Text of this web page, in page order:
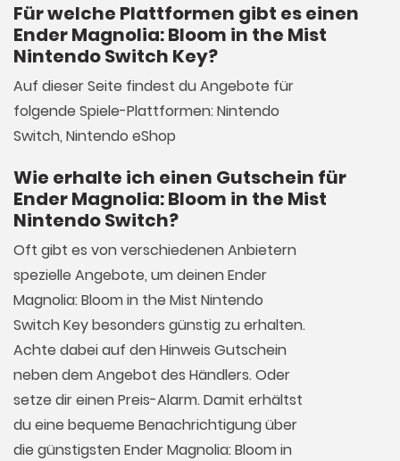
Für welche Plattformen gibt es einen
Ender Magnolia: Bloom in the Mist
Nintendo Switch Key?
Auf dieser Seite findest du Angebote für
folgende Spiele-Plattformen: Nintendo
Switch, Nintendo eShop
Wie erhalte ich einen Gutschein für
Ender Magnolia: Bloom in the Mist
Nintendo Switch?
Oft gibt es von verschiedenen Anbietern
spezielle Angebote, um deinen Ender
Magnolia: Bloom in the Mist Nintendo
Switch Key besonders günstig zu erhalten.
Achte dabei auf den Hinweis Gutschein
neben dem Angebot des Händlers. Oder
setze dir einen Preis-Alarm. Damit erhältst
du eine bequeme Benachrichtigung über
die günstigsten Ender Magnolia: Bloom in